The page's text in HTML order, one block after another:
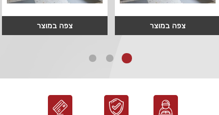
צפה במוצר צפה במוצר